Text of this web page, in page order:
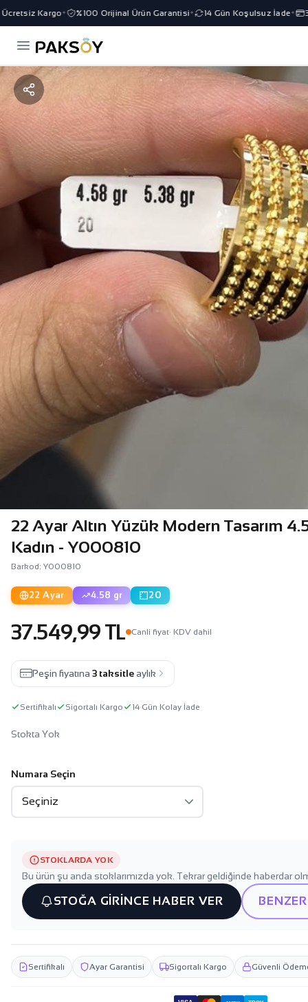
Kargo✦ %100 Orijinal Ürün Garantisi✦ 14 Gün Koşulsuz İade ✦ 3
22 Ayar Altın Yüzük Modern Tasarım
Kadın - Y000810
Barkod: Y000810
22 Ayar 4.58 gr 20
37.549,99 TL Canli fiyat· KDV dahil
Peşin fiyatına 3 taksitle aylık
Sertifikalı Sigortalı Kargo 14 Gün Kolay İade
Stokta Yok
Numara Seçin
STOKLARDA YOK
Bu ürün şu anda stoklarımızda yok. Tekrar geldiğinde haberdar
STOĞA GİRİNCE HABER VER
Sertifikalı Ayar Garantisi Sigortalı Kargo Güvenli